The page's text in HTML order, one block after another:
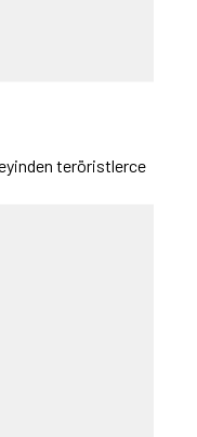
teröristlerce